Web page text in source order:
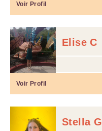
Voir Profil
Elise C
Voir Profil
Stella G